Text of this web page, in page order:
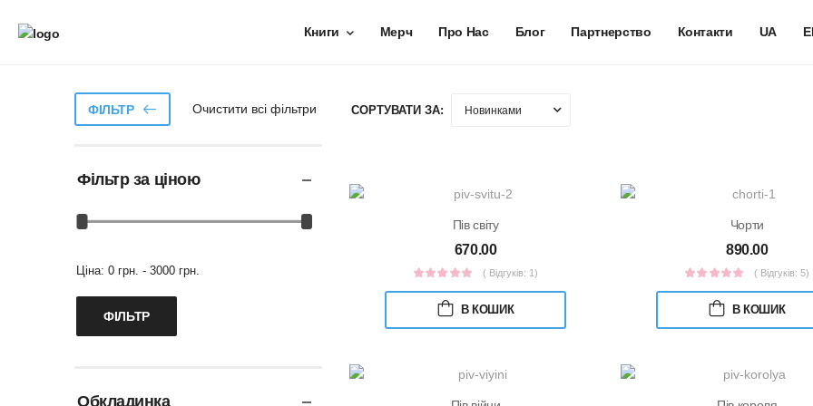
Книги Мерч Про Нас Блог Партнерство Контакти UA
ФІЛЬТР Очистити всі фільтри
Фільтр за ціною
Ціна: 0 грн. - 3000 грн.
Обкладинка
СОРТУВАТИ ЗА:
Пів світу
670.00
( Відгуків: 1)
В КОШИК
Чорти
890.00
( Відгуків: 5)
В КОШИК